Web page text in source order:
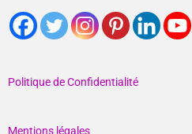
Politique de Confidentialité
Mentions légales